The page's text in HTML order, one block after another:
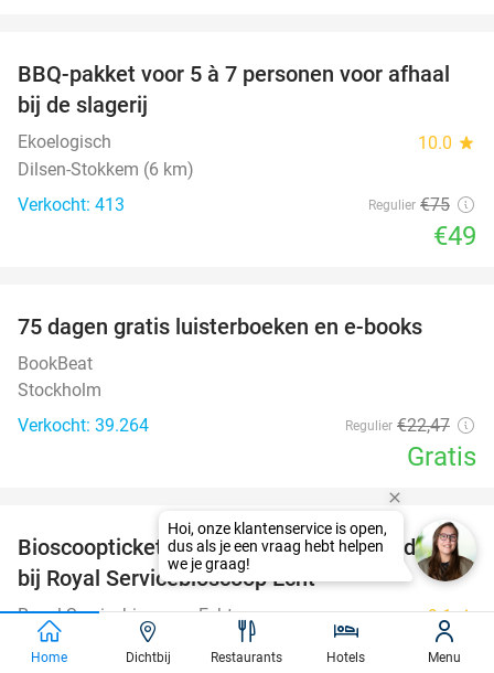
35%
BBQ-pakket voor 5 à 7 personen voor afhaal
bij de slagerij
Ekoelogisch 10.0 star
Dilsen-Stokkem (6 km)
Verkocht: 413
Regulier €75
€49
75 dagen gratis luisterboeken en e-books
BookBeat
Stockholm
Verkocht: 39.264
Regulier €22,47
Gratis
34%
Bioscoopticket + popcorn of chips + frisdrank
bij Royal Servicebioscoop Echt
Royal Servicebioscoop Echt 9.1star
Echt (10 km)
Home Dichtbij Restaurants Hotels Menu